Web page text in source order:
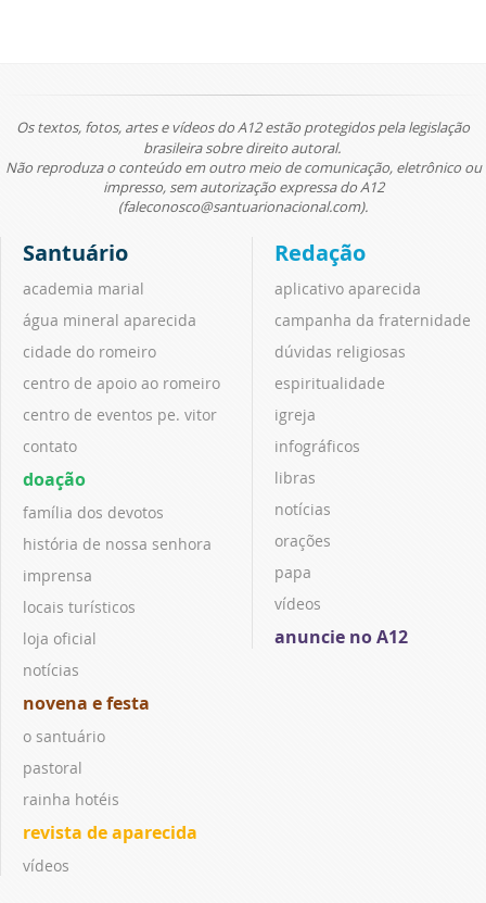
Os textos, fotos, artes e vídeos do A12 estão protegidos pela legislação
brasileira sobre direito autoral.
Não reproduza o conteúdo em outro meio de comunicação, eletrônico ou
impresso, sem autorização expressa do A12
(faleconosco@santuarionacional.com).
Santuário
academia marial
água mineral aparecida
cidade do romeiro
centro de apoio ao romeiro
centro de eventos pe. vitor
contato
doação
família dos devotos
história de nossa senhora
imprensa
locais turísticos
loja oficial
notícias
novena e festa
o santuário
pastoral
rainha hotéis
revista de aparecida
vídeos
Redação
aplicativo aparecida
campanha da fraternidade
dúvidas religiosas
espiritualidade
igreja
infográficos
libras
notícias
orações
papa
vídeos
anuncie no A12